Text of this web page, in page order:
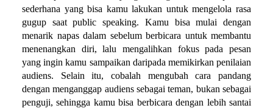
sederhana yang bisa kamu lakukan untuk mengelola rasa
gugup saat public speaking. Kamu bisa mulai dengan
menarik napas dalam sebelum berbicara untuk membantu
menenangkan diri, lalu mengalihkan fokus pada pesan
yang ingin kamu sampaikan daripada memikirkan penilaian
audiens. Selain itu, cobalah mengubah cara pandang
dengan menganggap audiens sebagai teman, bukan sebagai
penguji, sehingga kamu bisa berbicara dengan lebih santai